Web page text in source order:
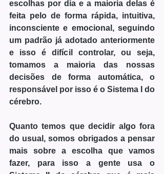
escolhas por dia e a maioria delas é
feita pelo de forma rápida, intuitiva,
inconsciente e emocional, seguindo
um padrão já adotado anteriormente
e isso é difícil controlar, ou seja,
tomamos a maioria das nossas
decisões de forma automática, o
responsável por isso é o Sistema I do
cérebro.
Quanto temos que decidir algo fora
do usual, somos obrigados a pensar
mais sobre a escolha que vamos
fazer, para isso a gente usa o